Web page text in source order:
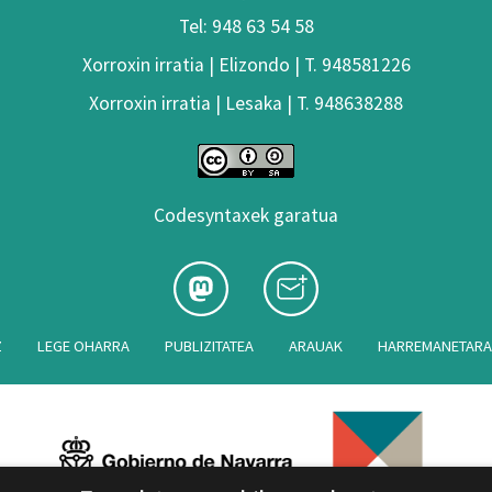
Tel: 948 63 54 58
Xorroxin irratia | Elizondo | T. 948581226
Xorroxin irratia | Lesaka | T. 948638288
Codesyntaxek garatua
LEGE OHARRA PUBLIZITATEA ARAUAK